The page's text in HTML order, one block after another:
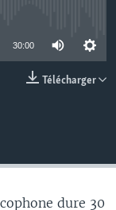
30:00
Télécharger
dure 30